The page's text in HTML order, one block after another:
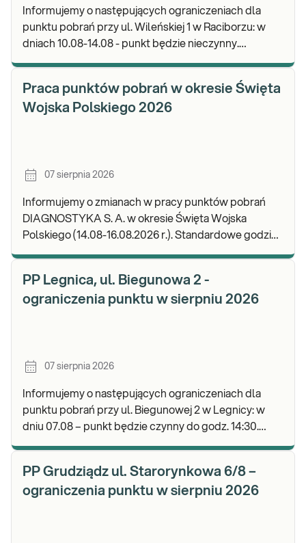
Informujemy o następujących ograniczeniach dla
punktu pobrań przy ul. Wileńskiej 1 w Raciborzu: w
dniach 10.08-14.08 - punkt będzie nieczynny.
Praca punktów pobrań w okresie Święta
Wojska Polskiego 2026
07 sierpnia 2026
Informujemy o zmianach w pracy punktów pobrań
DIAGNOSTYKA S. A. w okresie Święta Wojska
Polskiego (14.08-16.08.2026 r.). Standardowe godziny
PP Legnica, ul. Biegunowa 2 -
ograniczenia punktu w sierpniu 2026
07 sierpnia 2026
Informujemy o następujących ograniczeniach dla
punktu pobrań przy ul. Biegunowej 2 w Legnicy: w
dniu 07.08 – punkt będzie czynny do godz. 14:30.
PP Grudziądz ul. Starorynkowa 6/8 –
ograniczenia punktu w sierpniu 2026